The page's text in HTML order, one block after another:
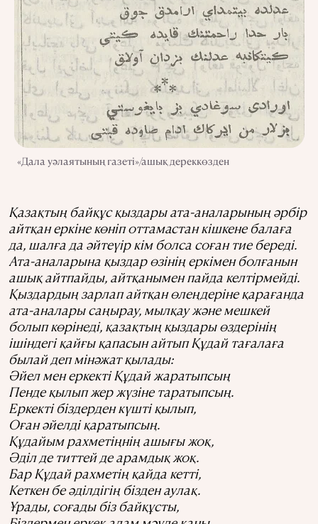
«Дала уәлаятының газеті»/ашық дереккөзден
Қазақтың байқұс қыздары ата-аналарының әрбір
айтқан еркіне көніп оттамастан кішкене балаға
да, шалға да әйтеүір кім болса соған тие береді.
Ата-аналарына қыздар өзінің еркімен болғанын
ашық айтпайды, айтқанымен пайда келтірмейді.
Қыздардың зарлап айтқан өлеңдеріне қарағанда
ата-аналары саңырау, мылқау және мешкей
болып көрінеді, қазақтың қыздары өздерінің
ішіндегі қайғы қапасын айтып Құдай тағалаға
былай деп мінәжат қылады:
Әйел мен еркекті Құдай жаратыпсың
Пенде қылып жер жүзіне таратыпсың.
Еркекті біздерден күшті қылып,
Оған әйелді қаратыпсың.
Құдайым рахметіңнің ашығы жоқ,
Әділ де титтей де арамдық жоқ.
Бар Құдай рахметің қайда кетті,
Кеткен бе әділдігің бізден аулақ.
Ұрады, соғады біз байқұсты,